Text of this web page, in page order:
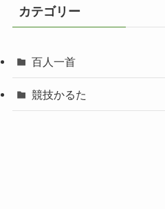
カテゴリー
百人一首
競技かるた